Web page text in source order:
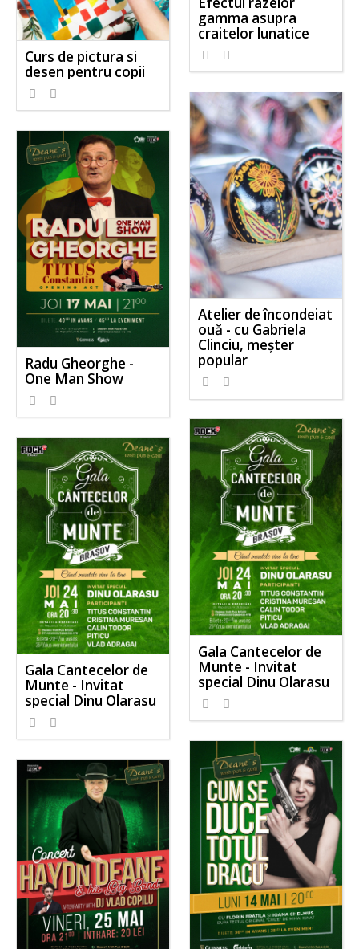
gamma asupra
craitelor lunatice
Curs de pictura si
desen pentru copii
Atelier de încondeiat
ouă - cu Gabriela
Clinciu, meşter
popular
Radu Gheorghe -
One Man Show
Gala Cantecelor de
Munte - Invitat
special Dinu Olarasu
Gala Cantecelor de
Munte - Invitat
special Dinu Olarasu